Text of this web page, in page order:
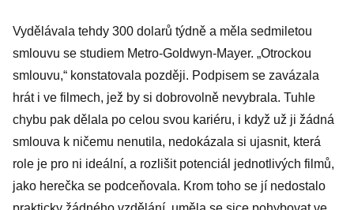
Vydělávala tehdy 300 dolarů týdně a měla sedmiletou
smlouvu se studiem Metro-Goldwyn-Mayer. „Otrockou
smlouvu,“ konstatovala později. Podpisem se zavázala
hrát i ve filmech, jež by si dobrovolně nevybrala. Tuhle
chybu pak dělala po celou svou kariéru, i když už ji žádná
smlouva k ničemu nenutila, nedokázala si ujasnit, která
role je pro ni ideální, a rozlišit potenciál jednotlivých filmů,
jako herečka se podceňovala. Krom toho se jí nedostalo